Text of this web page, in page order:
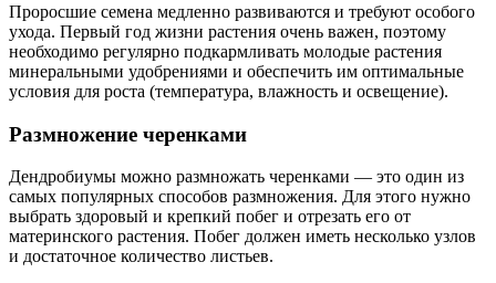
Проросшие семена медленно развиваются и требуют особого
ухода. Первый год жизни растения очень важен, поэтому
необходимо регулярно подкармливать молодые растения
минеральными удобрениями и обеспечить им оптимальные
условия для роста (температура, влажность и освещение).
Размножение черенками
Дендробиумы можно размножать черенками — это один из
самых популярных способов размножения. Для этого нужно
выбрать здоровый и крепкий побег и отрезать его от
материнского растения. Побег должен иметь несколько узлов
и достаточное количество листьев.